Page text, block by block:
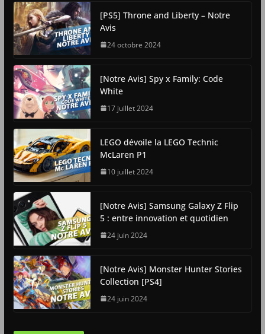
[PS5] Throne and Liberty – Notre
Avis
24 octobre 2024
[Notre Avis] Spy x Family: Code
White
17 juillet 2024
LEGO dévoile la LEGO Technic
McLaren P1
10 juillet 2024
[Notre Avis] Samsung Galaxy Z Flip
5 : entre innovation et quotidien
24 juin 2024
[Notre Avis] Monster Hunter Stories
Collection [PS4]
24 juin 2024